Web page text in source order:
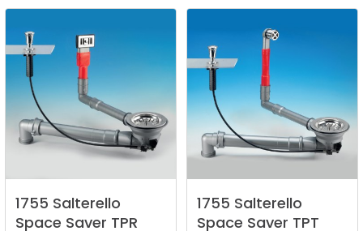
1755 Salterello
Space Saver TPR
1755 Salterello
Space Saver TPT